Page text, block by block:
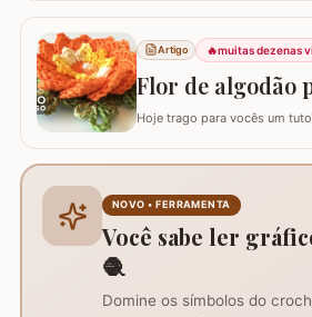
8 pétalas, garantindo um
arredondado, ideal para
Artigo 🔥muitas dezenas
Flor de algodão
Hoje trago para vocês um
seu trabalho manual, seja em
mesa ou tapetes. Vamos
NOVO • FERRAMENTA
Você sabe ler
🧶
Domine os símbolos do